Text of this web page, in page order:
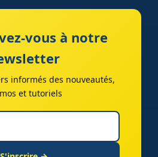
vous à notre
informés des nouveautés,
et tutoriels